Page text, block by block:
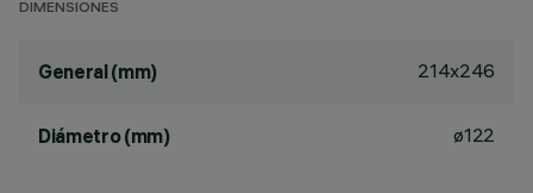
DIMENSIONES
General (mm) 214x246
Diámetro (mm) ø122